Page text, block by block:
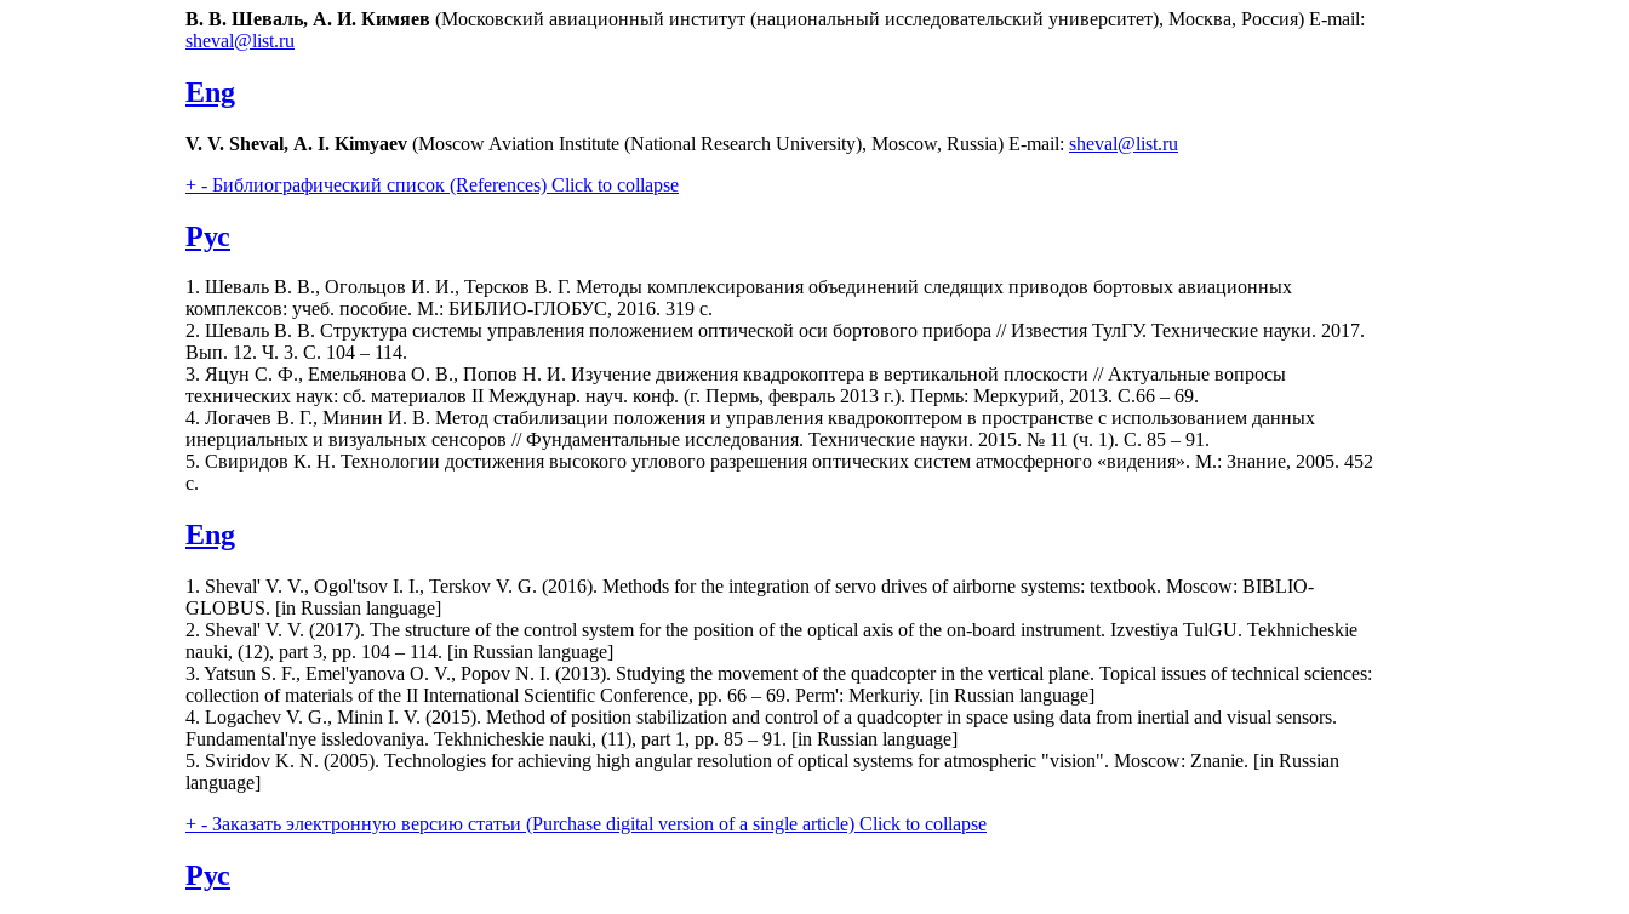
В. В. Шеваль, А. И. Кимяев (Московский авиационный институт (национальный исследовательский университет), Москва, Россия) E-mail:
sheval@list.ru
Eng
V. V. Sheval, А. I. Kimyaev (Moscow Aviation Institute (National Research University), Moscow, Russia) E-mail: sheval@list.ru
+ - Библиографический список (References) Click to collapse
Рус
1. Шеваль В. В., Огольцов И. И., Терсков В. Г. Методы комплексирования объединений следящих приводов бортовых авиационных
комплексов: учеб. пособие. М.: БИБЛИО-ГЛОБУС, 2016. 319 с.
2. Шеваль В. В. Структура системы управления положением оптической оси бортового прибора // Известия ТулГУ. Технические науки. 2017.
Вып. 12. Ч. 3. С. 104 – 114.
3. Яцун С. Ф., Емельянова О. В., Попов Н. И. Изучение движения квадрокоптера в вертикальной плоскости // Актуальные вопросы
технических наук: cб. материалов II Междунар. науч. конф. (г. Пермь, февраль 2013 г.). Пермь: Меркурий, 2013. С.66 – 69.
4. Логачев В. Г., Минин И. В. Метод стабилизации положения и управления квадрокоптером в пространстве с использованием данных
инерциальных и визуальных сенсоров // Фундаментальные исследования. Технические науки. 2015. № 11 (ч. 1). С. 85 – 91.
5. Свиридов К. Н. Технологии достижения высокого углового разрешения оптических систем атмосферного «видения». М.: Знание, 2005. 452
с.
Eng
1. Sheval' V. V., Ogol'tsov I. I., Terskov V. G. (2016). Methods for the integration of servo drives of airborne systems: textbook. Moscow: BIBLIO-
GLOBUS. [in Russian language]
2. Sheval' V. V. (2017). The structure of the control system for the position of the optical axis of the on-board instrument. Izvestiya TulGU. Tekhnicheskie
nauki, (12), part 3, pp. 104 – 114. [in Russian language]
3. Yatsun S. F., Emel'yanova O. V., Popov N. I. (2013). Studying the movement of the quadcopter in the vertical plane. Topical issues of technical sciences:
collection of materials of the II International Scientific Conference, pp. 66 – 69. Perm': Merkuriy. [in Russian language]
4. Logachev V. G., Minin I. V. (2015). Method of position stabilization and control of a quadcopter in space using data from inertial and visual sensors.
Fundamental'nye issledovaniya. Tekhnicheskie nauki, (11), part 1, pp. 85 – 91. [in Russian language]
5. Sviridov K. N. (2005). Technologies for achieving high angular resolution of optical systems for atmospheric "vision". Moscow: Znanie. [in Russian
language]
+ - Заказать электронную версию статьи (Purchase digital version of a single article) Click to collapse
Рус